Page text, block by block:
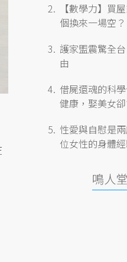
【數學力】買
個換來一場空？
護家盟震驚全
由
借屍還魂的科
健康，娶美女
性愛與自慰是
位女性的身體
鳴人